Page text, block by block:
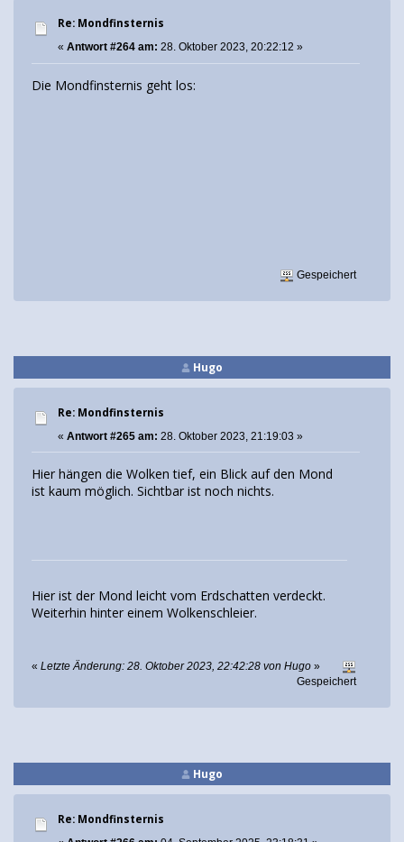
Re: Mondfinsternis
« Antwort #264 am: 28. Oktober 2023, 20:22:12 »
Die Mondfinsternis geht los:
Gespeichert
Hugo
Re: Mondfinsternis
« Antwort #265 am: 28. Oktober 2023, 21:19:03 »
Hier hängen die Wolken tief, ein Blick auf den Mond
ist kaum möglich. Sichtbar ist noch nichts.
Hier ist der Mond leicht vom Erdschatten verdeckt.
Weiterhin hinter einem Wolkenschleier.
« Letzte Änderung: 28. Oktober 2023, 22:42:28 von Hugo »
Gespeichert
Hugo
Re: Mondfinsternis